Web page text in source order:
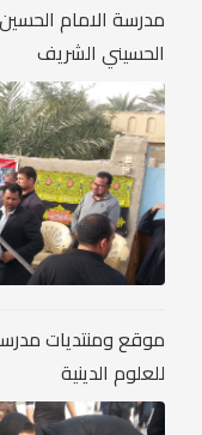
مدرسة الامام
الحسيني الشريف
موقع ومنتديات
للعلوم الدينية